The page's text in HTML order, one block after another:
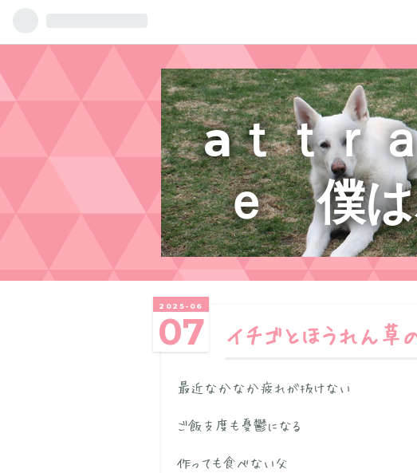
aｔｔｒ
ｅ 僕は
2025- 06
07 イチゴとほうれん草
最近なかなか疲れが抜けない
ご飯支度も憂鬱になる
作っても食べない父